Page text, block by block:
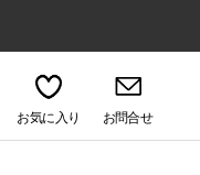
お気に入り お問合せ